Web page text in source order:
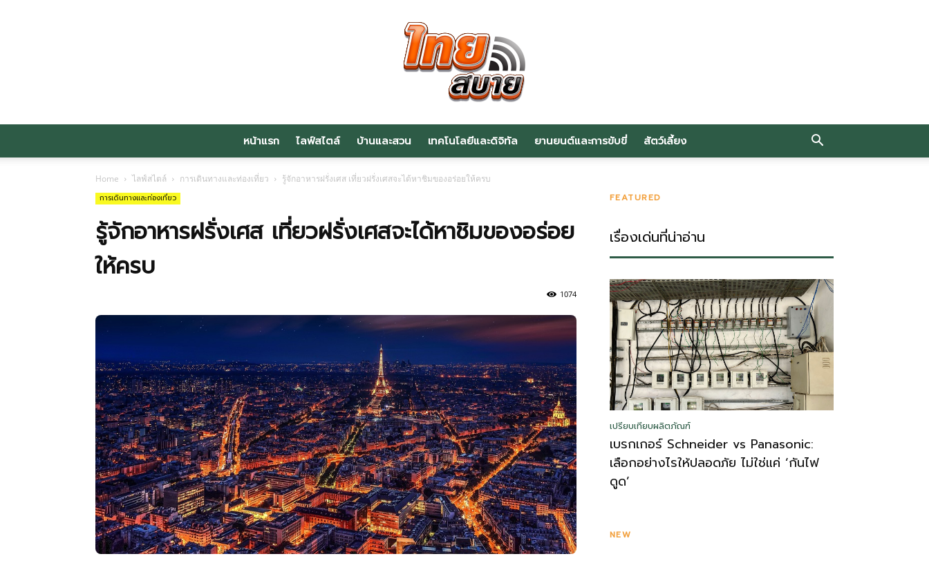
วา
ไร
หน้าแรก ไลฟ์สไตล์ บ้านและสวน เทคโนโลยีและดิจิทัล ยานยนต์และการขับขี่ สัตว์เลี้ยง
Home ไลฟ์สไตล์ การเดินทางและท่องเที่ยว รู้จักอาหารฝรั่งเศส เที่ยวฝรั่งเศสจะได้หาชิมของอร่อยให้ครบ
การเดินทางและท่องเที่ยว
รู้จักอาหารฝรั่งเศส เที่ยวฝรั่งเศสจะได้หาชิมของอร่อย
ให้ครบ
1074
FEATURED
เรื่องเด่นที่น่าอ่าน
เปรียบเทียบผลิตภัณฑ์
เบรกเกอร์ Schneider vs Panasonic:
เลือกอย่างไรให้ปลอดภัย ไม่ใช่แค่ ‘กันไฟ
ดูด’
NEW